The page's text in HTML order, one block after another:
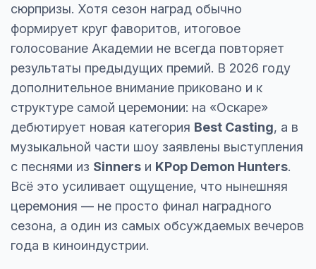
сюрпризы. Хотя сезон наград обычно
формирует круг фаворитов, итоговое
голосование Академии не всегда повторяет
результаты предыдущих премий. В 2026 году
дополнительное внимание приковано и к
структуре самой церемонии: на «Оскаре»
дебютирует новая категория Best Casting, а в
музыкальной части шоу заявлены выступления
с песнями из Sinners и KPop Demon Hunters.
Всё это усиливает ощущение, что нынешняя
церемония — не просто финал наградного
сезона, а один из самых обсуждаемых вечеров
года в киноиндустрии.